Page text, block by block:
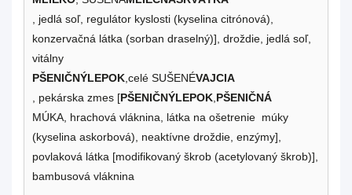
, jedlá soľ, regulátor kyslosti (kyselina citrónová),
konzervačná látka (sorban draselný)], droždie, jedlá soľ,
vitálny
PŠENIČNÝLEPOK,celé SUŠENÉVAJCIA
, pekárska zmes [PŠENIČNÝLEPOK,PŠENIČNÁ
MÚKA, hrachová vláknina, látka na ošetrenie múky
(kyselina askorbová), neaktívne droždie, enzýmy],
povlaková látka [modifikovaný škrob (acetylovaný škrob)],
bambusová vláknina